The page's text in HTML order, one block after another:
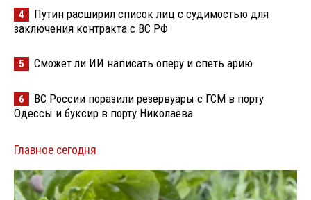
4
Путин расширил список лиц с судимостью для
заключения контракта с ВС РФ
5 Сможет ли ИИ написать оперу и спеть арию
6
ВС России поразили резервуары с ГСМ в порту
Одессы и буксир в порту Николаева
Главное сегодня